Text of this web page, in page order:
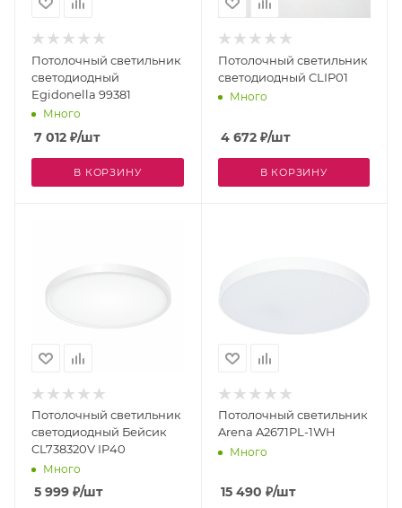
Потолочный светильник
светодиодный
Egidonella 99381
Много
7 012 ₽/шт
В КОРЗИНУ
Потолочный светильник
светодиодный CLIP01
Много
4 672₽/шт
В КОРЗИНУ
Потолочный светильник
светодиодный Бейсик
CL738320V IP40
Много
5 999 ₽/шт
Потолочный светильник
Arena A2671PL-1WH
Много
15 490 ₽/шт